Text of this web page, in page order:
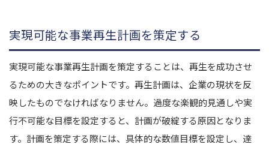
実現可能な事業再生計画を策定する
実現可能な事業再生計画を策定することは、再生を成功させ
るための大きなポイントです。再生計画は、企業の現状を反
映したものでなければなりません。過度な楽観的見通しや実
行不可能な目標を設定すると、計画が破綻する原因となりま
す。計画を策定する際には、具体的な数値目標を設定し、達